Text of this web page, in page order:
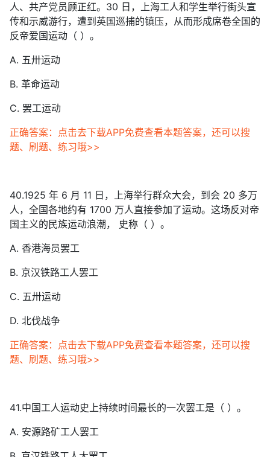
人、共产党员顾正红。30 日，上海工人和学生举行街头宣
传和示威游行，遭到英国巡捕的镇压，从而形成席卷全国的
反帝爱国运动（ ）。
A. 五卅运动
B. 革命运动
C. 罢工运动
正确答案：点击去下载APP免费查看本题答案，还可以搜
题、刷题、练习哦>>
40.1925 年 6 月 11 日，上海举行群众大会，到会 20 多万
人，全国各地约有 1700 万人直接参加了运动。这场反对帝
国主义的民族运动浪潮， 史称（ ）。
A. 香港海员罢工
B. 京汉铁路工人罢工
C. 五卅运动
D. 北伐战争
正确答案：点击去下载APP免费查看本题答案，还可以搜
题、刷题、练习哦>>
41.中国工人运动史上持续时间最长的一次罢工是（ ）。
A. 安源路矿工人罢工